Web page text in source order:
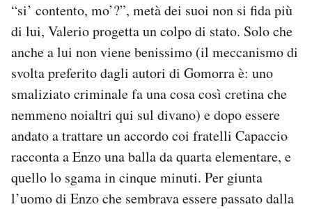
“si’ contento, mo’?”, metà dei suoi non si fida più
di lui, Valerio progetta un colpo di stato. Solo che
anche a lui non viene benissimo (il meccanismo di
svolta preferito dagli autori di Gomorra è: uno
smaliziato criminale fa una cosa così cretina che
nemmeno noialtri qui sul divano) e dopo essere
andato a trattare un accordo coi fratelli Capaccio
racconta a Enzo una balla da quarta elementare, e
quello lo sgama in cinque minuti. Per giunta
l’uomo di Enzo che sembrava essere passato dalla